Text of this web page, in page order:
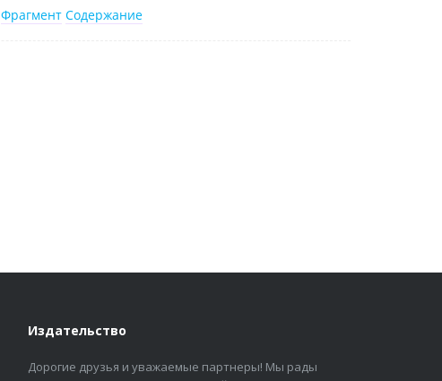
Фрагмент Содержание
Издательство
Дорогие друзья и уважаемые партнеры! Мы рады